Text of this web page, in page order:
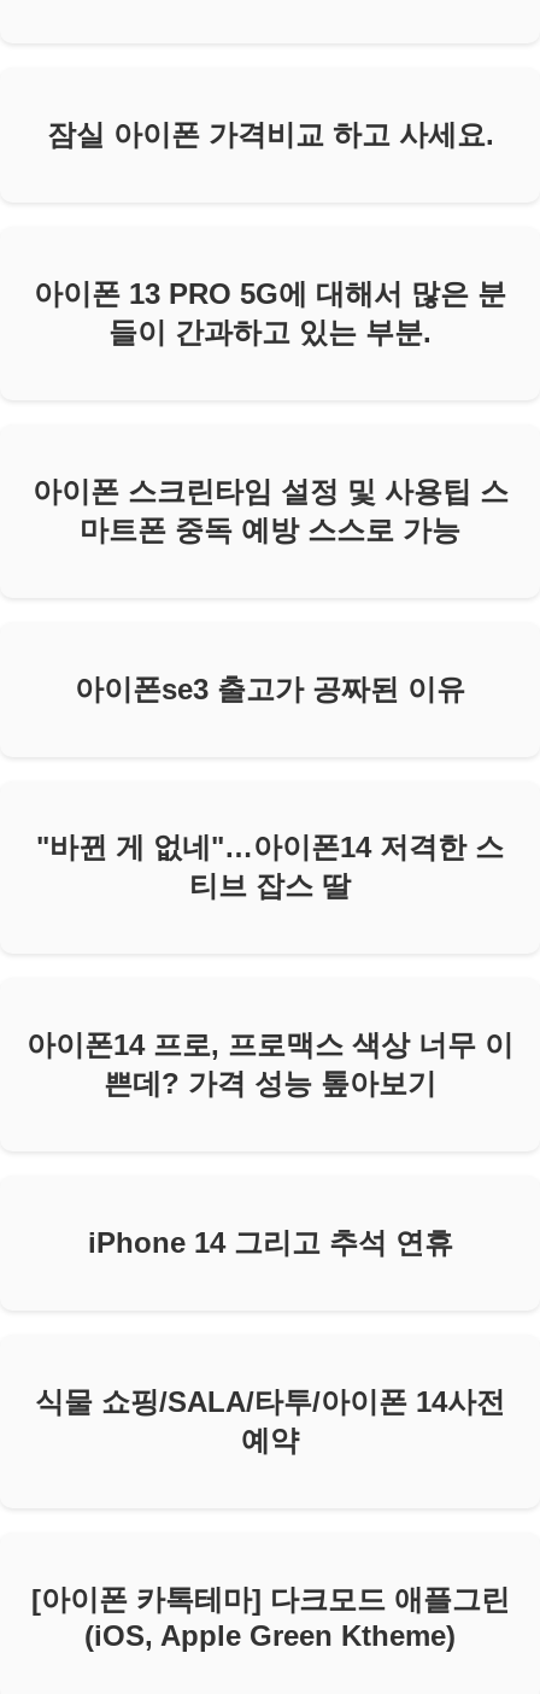
잠실 아이폰 가격비교 하고 사세요.
아이폰 13 PRO 5G에 대해서 많은 분
들이 간과하고 있는 부분.
아이폰 스크린타임 설정 및 사용팁 스
마트폰 중독 예방 스스로 가능
아이폰se3 출고가 공짜된 이유
"바뀐 게 없네"…아이폰14 저격한 스
티브 잡스 딸
아이폰14 프로, 프로맥스 색상 너무 이
쁜데? 가격 성능 톺아보기
iPhone 14 그리고 추석 연휴
식물 쇼핑/SALA/타투/아이폰 14사전
예약
[아이폰 카톡테마] 다크모드 애플그린
(iOS, Apple Green Ktheme)